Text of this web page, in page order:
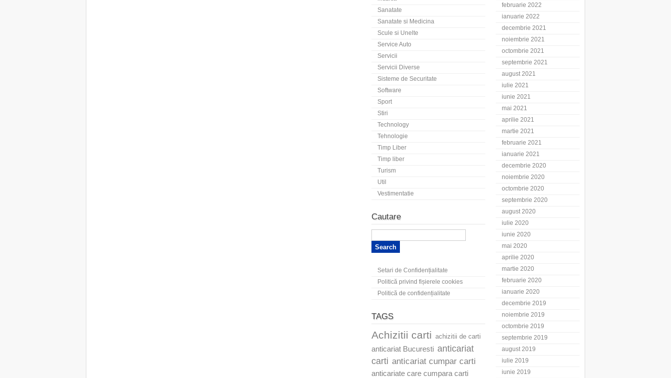
Sanatate
Sanatate si Medicina
Scule si Unelte
Service Auto
Servicii
Servicii Diverse
Sisteme de Securitate
Software
Sport
Stiri
Technology
Tehnologie
Timp Liber
Timp liber
Turism
Util
Vestimentatie
Cautare
Setari de Confidențialitate
Politică privind fișierele cookies
Politică de confidențialitate
TAGS
Achizitii carti achizitii de carti
anticariat Bucuresti anticariat
carti anticariat cumpar carti
anticariate care cumpara carti
februarie 2022
ianuarie 2022
decembrie 2021
noiembrie 2021
octombrie 2021
septembrie 2021
august 2021
iulie 2021
iunie 2021
mai 2021
aprilie 2021
martie 2021
februarie 2021
ianuarie 2021
decembrie 2020
noiembrie 2020
octombrie 2020
septembrie 2020
august 2020
iulie 2020
iunie 2020
mai 2020
aprilie 2020
martie 2020
februarie 2020
ianuarie 2020
decembrie 2019
noiembrie 2019
octombrie 2019
septembrie 2019
august 2019
iulie 2019
iunie 2019